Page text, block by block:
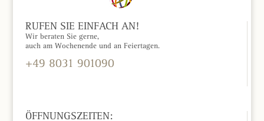
RUFEN SIE EINFACH AN!
Wir beraten Sie gerne,
auch am Wochenende und an Feiertagen.
+49 8031 901090
ÖFFNUNGSZEITEN: